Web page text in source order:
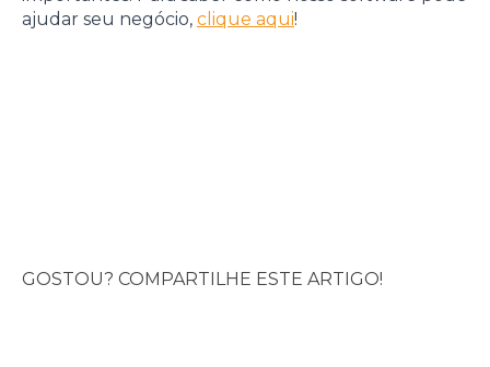
ajudar seu negócio, clique aqui!
GOSTOU? COMPARTILHE ESTE ARTIGO!